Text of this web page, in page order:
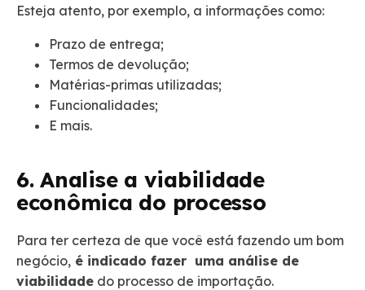
Esteja atento, por exemplo, a informações como:
Prazo de entrega;
Termos de devolução;
Matérias-primas utilizadas;
Funcionalidades;
E mais.
6. Analise a viabilidade
econômica do processo
Para ter certeza de que você está fazendo um bom
negócio, é indicado fazer uma análise de
viabilidade do processo de importação.